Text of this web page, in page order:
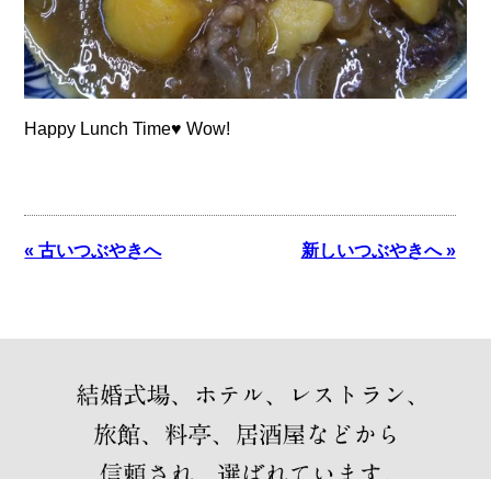
Happy Lunch Time♥ Wow!
新しいつぶやきへ »
« 古いつぶやきへ